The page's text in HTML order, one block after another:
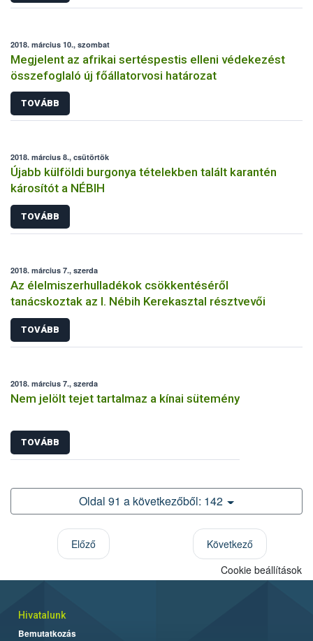
2018. március 10., szombat
Megjelent az afrikai sertéspestis elleni védekezést
összefoglaló új főállatorvosi határozat
TOVÁBB
2018. március 8., csütörtök
Újabb külföldi burgonya tételekben talált karantén
károsítót a NÉBIH
TOVÁBB
2018. március 7., szerda
Az élelmiszerhulladékok csökkentéséről
tanácskoztak az I. Nébih Kerekasztal résztvevői
TOVÁBB
2018. március 7., szerda
Nem jelölt tejet tartalmaz a kínai sütemény
TOVÁBB
Oldal 91 a következőből: 142
Előző
Következő
Cookie beállítások
Hivatalunk
Bemutatkozás